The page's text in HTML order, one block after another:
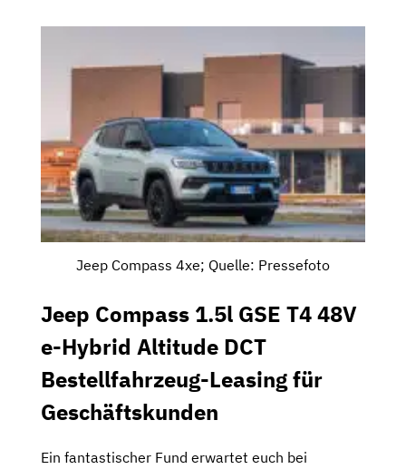
Jeep Compass 4xe; Quelle: Pressefoto
Jeep Compass 1.5l GSE T4 48V
e-Hybrid Altitude DCT
Bestellfahrzeug-Leasing für
Geschäftskunden
Ein fantastischer Fund erwartet euch bei